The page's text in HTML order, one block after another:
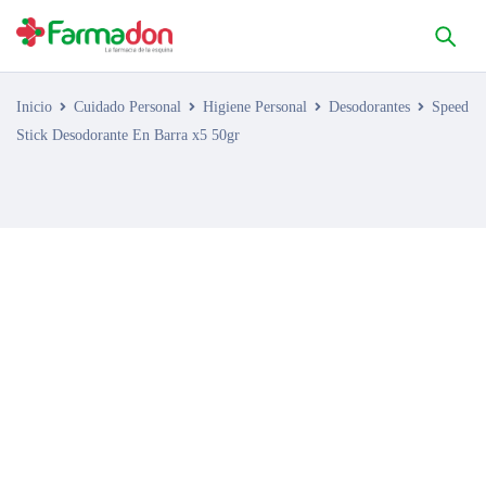
Inicio Cuidado Personal Higiene Personal Desodorantes
Speed
Stick Desodorante En Barra x5 50gr